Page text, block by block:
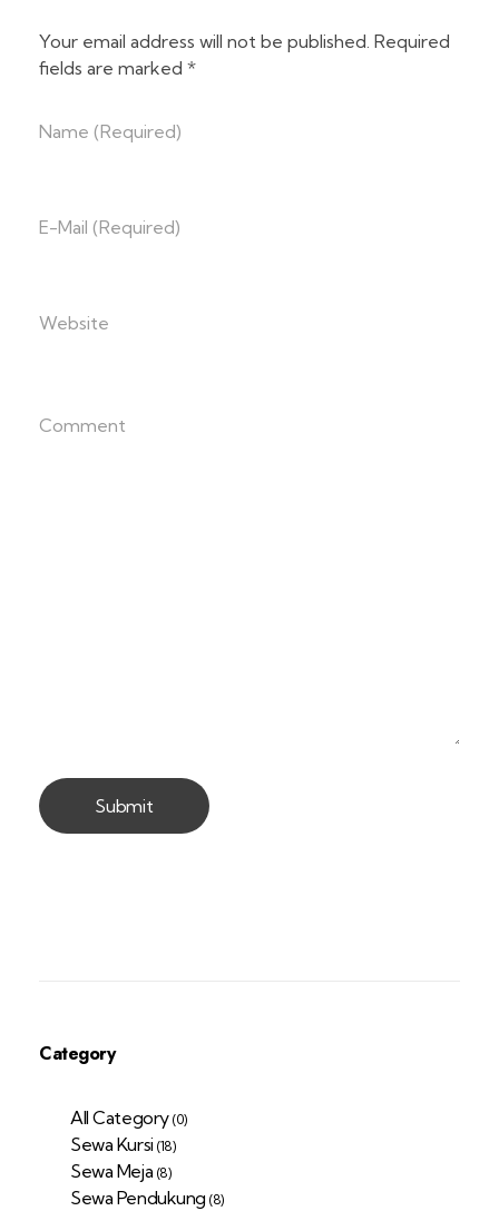
Your email address will not be published. Required
fields are marked *
Name (required)
E-Mail (required)
Website
Comment
Category
All Category (0)
Sewa Kursi (18)
Sewa Meja (8)
Sewa Pendukung (8)